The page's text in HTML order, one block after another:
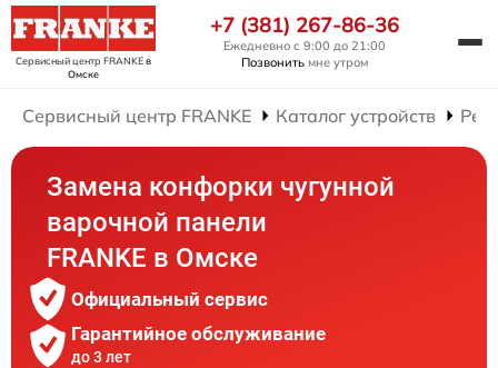
Сервисный центр FRANKEв
Омске
+7 (381) 267-86-36
Ежедневно с 9:00 до 21:00
Позвонить мне утром
Сервисный центр FRANKE Каталог устройств
Замена конфорки чугунной
варочной панели
FRANKE в Омске
Официальный сервис
Гарантийное обслуживание
до 3 лет